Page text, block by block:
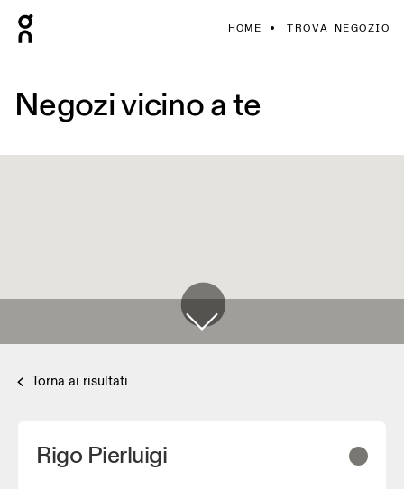
HOME TROVA NEGOZIO
Negozi vicino a te
Torna ai risultati
Rigo Pierluigi